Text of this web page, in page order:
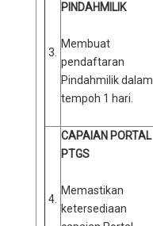
3.
PINDAHMILIK
Membuat
pendaftaran
Pindahmilik dalam
tempoh 1 hari.
4.
CAPAIAN PORTAL
PTGS
Memastikan
ketersediaan